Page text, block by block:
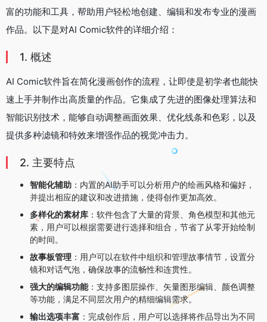
富的功能和工具，帮助用户轻松地创建、编辑和发布专业的漫画
作品。以下是对AI Comic软件的详细介绍：
1. 概述
AI Comic软件旨在简化漫画创作的流程，让即使是初学者也能快
速上手并制作出高质量的作品。它集成了先进的图像处理算法和
智能识别技术，能够自动调整画面效果、优化线条和色彩，以及
提供多种滤镜和特效来增强作品的视觉冲击力。
2. 主要特点
智能化辅助 ：内置的AI助手可以分析用户的绘画风格和偏好，
并提出相应的建议和改进措施，使得创作更加高效。
多样化的素材库 ：软件包含了大量的背景、角色模型和其他元
素，用户可以根据需要进行选择和组合，节省了从零开始绘制
的时间。
故事板管理 ：用户可以在软件中组织和管理故事情节，设置分
镜和对话气泡，确保故事的流畅性和连贯性。
强大的编辑功能：支持多图层操作、矢量图形编辑、颜色调整
等功能，满足不同层次用户的精细编辑需求。
输出选项丰富 ：完成创作后，用户可以选择将作品导出为不同